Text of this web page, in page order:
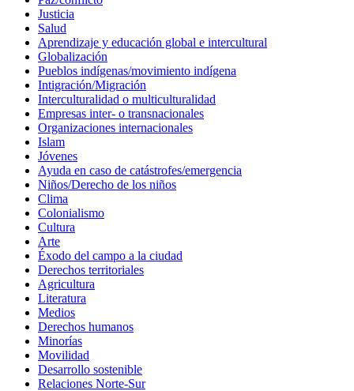
Justicia
Salud
Aprendizaje y educación global e intercultural
Globalización
Pueblos indígenas/movimiento indígena
Intigración/Migración
Interculturalidad o multiculturalidad
Empresas inter- o transnacionales
Organizaciones internacionales
Islam
Jóvenes
Ayuda en caso de catástrofes/emergencia
Niños/Derecho de los niños
Clima
Colonialismo
Cultura
Arte
Éxodo del campo a la ciudad
Derechos territoriales
Agricultura
Literatura
Medios
Derechos humanos
Minorías
Movilidad
Desarrollo sostenible
Relaciones Norte-Sur